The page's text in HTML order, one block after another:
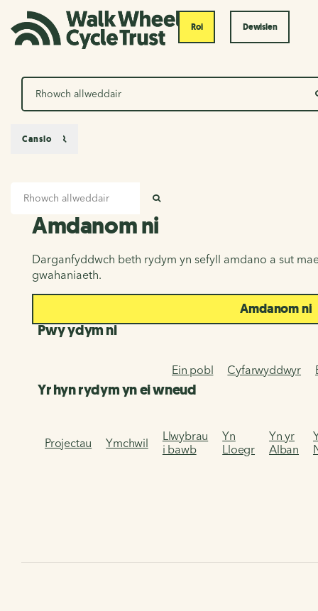
Roi Dewislen
Chwilio
Amdanom ni
Amdanom ni
Darganfyddwch beth rydym yn sefyll amdano a sut
gwahaniaeth.
Amdanom ni
Pwy ydym ni
Ein pobl Cyfarwyddwyr
Yr hyn rydym yn ei wneud
Projectau Ymchwil
Llwybrau
i bawb
Yn
Lloegr
Yn yr
Alban
Canslo